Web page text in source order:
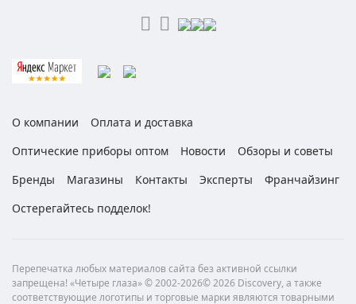
О компании
Оплата и доставка
Оптические приборы оптом
Новости
Обзоры и советы
Бренды
Магазины Контакты Эксперты
Франчайзинг
Остерегайтесь подделок!
Перепечатка любых материалов сайта без активной ссылки
запрещена! «Четыре глаза» © 2002-2026© 2026 Discovery, а также
соответствующие логотипы и торговые марки являются товарными